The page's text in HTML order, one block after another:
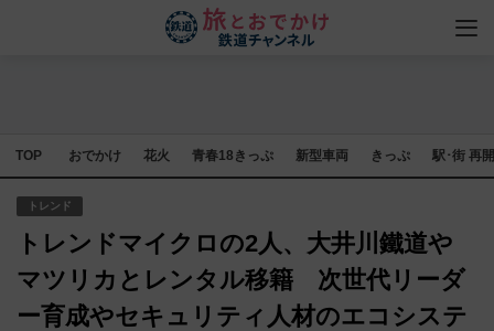
TOP おでかけ 花火 青春18きっぷ 新型車両 きっぷ 駅･街 再
トレンド
トレンドマイクロの2人、大井川鐵道や
マツリカとレンタル移籍 次世代リーダ
ー育成やセキュリティ人材のエコシステ